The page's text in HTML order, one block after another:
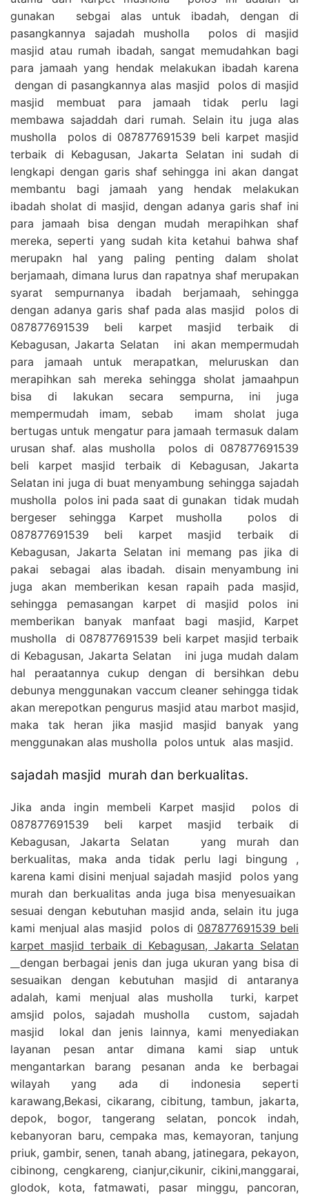
gunakan sebgai alas untuk ibadah, dengan di
pasangkannya sajadah musholla polos di masjid
masjid atau rumah ibadah, sangat memudahkan bagi
para jamaah yang hendak melakukan ibadah karena
dengan di pasangkannya alas masjid polos di masjid
masjid membuat para jamaah tidak perlu lagi
membawa sajaddah dari rumah. Selain itu juga alas
musholla polos di 087877691539 beli karpet masjid
terbaik di Kebagusan, Jakarta Selatan ini sudah di
lengkapi dengan garis shaf sehingga ini akan dangat
membantu bagi jamaah yang hendak melakukan
ibadah sholat di masjid, dengan adanya garis shaf ini
para jamaah bisa dengan mudah merapihkan shaf
mereka, seperti yang sudah kita ketahui bahwa shaf
merupakn hal yang paling penting dalam sholat
berjamaah, dimana lurus dan rapatnya shaf merupakan
syarat sempurnanya ibadah berjamaah, sehingga
dengan adanya garis shaf pada alas masjid polos di
087877691539 beli karpet masjid terbaik di
Kebagusan, Jakarta Selatan ini akan mempermudah
para jamaah untuk merapatkan, meluruskan dan
merapihkan sah mereka sehingga sholat jamaahpun
bisa di lakukan secara sempurna, ini juga
mempermudah imam, sebab imam sholat juga
bertugas untuk mengatur para jamaah termasuk dalam
urusan shaf. alas musholla polos di 087877691539
beli karpet masjid terbaik di Kebagusan, Jakarta
Selatan ini juga di buat menyambung sehingga sajadah
musholla polos ini pada saat di gunakan tidak mudah
bergeser sehingga Karpet musholla polos di
087877691539 beli karpet masjid terbaik di
Kebagusan, Jakarta Selatan ini memang pas jika di
pakai sebagai alas ibadah. disain menyambung ini
juga akan memberikan kesan rapaih pada masjid,
sehingga pemasangan karpet di masjid polos ini
memberikan banyak manfaat bagi masjid, Karpet
musholla di 087877691539 beli karpet masjid terbaik
di Kebagusan, Jakarta Selatan ini juga mudah dalam
hal peraatannya cukup dengan di bersihkan debu
debunya menggunakan vaccum cleaner sehingga tidak
akan merepotkan pengurus masjid atau marbot masjid,
maka tak heran jika masjid masjid banyak yang
menggunakan alas musholla polos untuk alas masjid.
sajadah masjid murah dan berkualitas.
Jika anda ingin membeli Karpet masjid polos di
087877691539 beli karpet masjid terbaik di
Kebagusan, Jakarta Selatan yang murah dan
berkualitas, maka anda tidak perlu lagi bingung ,
karena kami disini menjual sajadah masjid polos yang
murah dan berkualitas anda juga bisa menyesuaikan
sesuai dengan kebutuhan masjid anda, selain itu juga
kami menjual alas masjid polos di 087877691539 beli
karpet masjid terbaik di Kebagusan, Jakarta Selatan
dengan berbagai jenis dan juga ukuran yang bisa di
sesuaikan dengan kebutuhan masjid di antaranya
adalah, kami menjual alas musholla turki, karpet
amsjid polos, sajadah musholla custom, sajadah
masjid lokal dan jenis lainnya, kami menyediakan
layanan pesan antar dimana kami siap untuk
mengantarkan barang pesanan anda ke berbagai
wilayah yang ada di indonesia seperti
karawang,Bekasi, cikarang, cibitung, tambun, jakarta,
depok, bogor, tangerang selatan, poncok indah,
kebanyoran baru, cempaka mas, kemayoran, tanjung
priuk, gambir, senen, tanah abang, jatinegara, pekayon,
cibinong, cengkareng, cianjur,cikunir, cikini,manggarai,
glodok, kota, fatmawati, pasar minggu, pancoran,